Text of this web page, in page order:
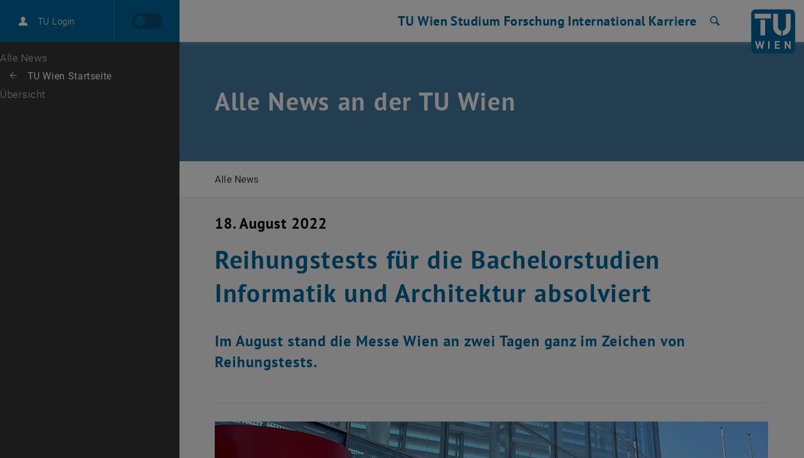
TU Login
Karriere
Zur 1. Menü Ebene
Alle News
Zurück: Subseiten von TU Wien Startseite auflisten
Zurück zur letzten Ebene:
TU Wien Startseite
Übersicht
TU Wien Studium Forschung International Karriere
Alle News an der TU Wien
Alle News
18. August 2022
Reihungstests für die Bachelorstudien
Informatik und Architektur absolviert
Im August stand die Messe Wien an zwei Tagen ganz im Zeichen von
Reihungstests.